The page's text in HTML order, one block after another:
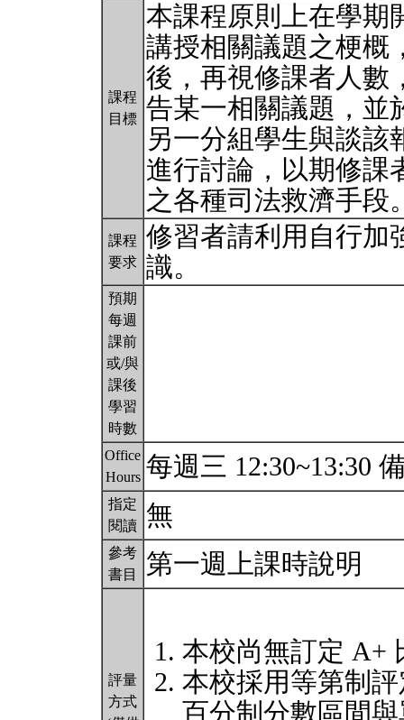
課程
目標
本課程原則上在學期
講授相關議題之梗概
後，再視修課者人數
告某一相關議題，並
另一分組學生與談該
進行討論，以期修課
之各種司法救濟手段
課程
要求
修習者請利用自行加
識。
預期
每週
課前
或/與
課後
學習
時數
Office
Hours 每週三 12:30~13:30
指定
閱讀
無
參考
書目
第一週上課時說明
評量
方式
本校尚無訂定 A+
本校採用等第制
百分制分數區間